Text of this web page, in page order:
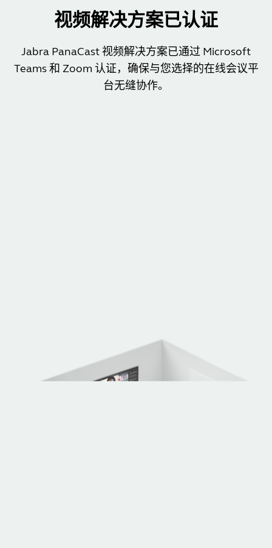
视频解决方案已认证
Jabra PanaCast 视频解决方案已通过 Microsoft
Teams 和 Zoom 认证，确保与您选择的在线会议平
台无缝协作。